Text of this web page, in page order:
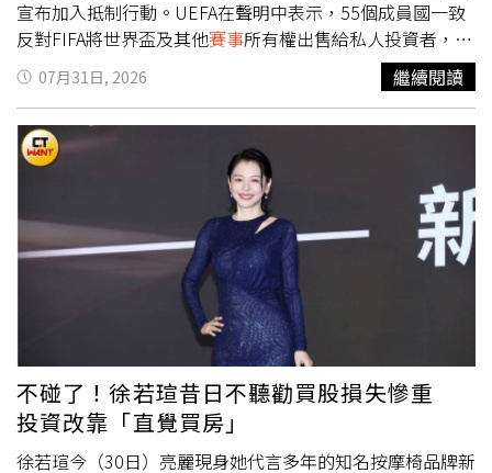
員皆可獲得 ChatGPT Pro 一年使用資格。台灣場結束後，
Sea 與 OpenAI 亦持續將黑客松系列賽事拓展至越南、印
尼、馬來西亞及泰國，為亞太地區更多開發者提供學習、開
發及運用 AI 創新的機會。報名資訊：●報名日期：即日起
至 2026 年 8 月 26 日●入選通知日期: 2026 年 9 月 1 日●
活動時間：2026 年 9 月 12 日（星期六）09:00 - 21:30●活
動地點：台北國際會議中心（TICC）更多活動資訊及報名方
式，請參閱官方活動網站，活動資訊以網站為準：
https://shopee.tw/m/seaxopenai-hackathon-tw
宣布加入抵制行動。UEFA在聲明中表示，55個成員國一致
反對FIFA將世界盃及其他賽事所有權出售給私人投資者，強
調世界盃是全球球員、國家隊及球迷數十年共同建立的足球
傳承，「世界盃不是待售商品」。UEFA批評相關提案是在
未公開的情況下秘密規劃，甚至差點未經充分諮詢就獲得批
准，形容此舉「不負責任且毫無正當性」，更直指這是FIFA
領導層的「失職」。UEFA警告，一旦私人投資者取得FIFA
所有權，未來包括國際賽程、賽制及足球發展方向等重
大決策，都可能以投資人及股東利益為優先，而非足球運動
本身，因此表明，在FIFA完全撤回提案，並提出具法律約束
力的保證、不再推動 賽事私有化之前，將持續抵制所有FIFA
。另一方面，中北美洲及加勒比海足球協會也召開緊急
會議討論此事，表示會員協會對於提案缺乏正當程序、審查
機制及給予過短決策期限深感憂慮，因此決定反對該提案，
並呼籲FIFA理事會尋求其他方式增加足球發展資金，同時要
求未來所有重大提案都應遵循適當的治理程序。不過，中北
美洲及加勒比海足球協會並未在聲明中宣布將抵制世界盃或
其他由FIFA主辦的國際賽事。
07月31日, 2026 繼續閱讀
不碰了！徐若瑄昔日不聽勸買股損失慘重
投資改靠「直覺買房」
徐若瑄今（30日）亮麗現身她代言多年的知名按摩椅品牌新